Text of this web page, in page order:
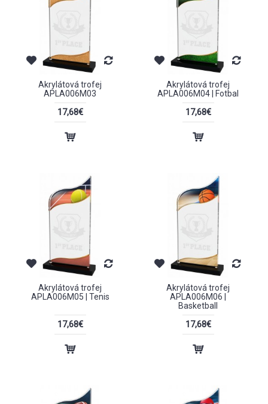
Akrylátová trofej
APLA006M03
17,68€
Akrylátová trofej
APLA006M04 | Fotbal
17,68€
Akrylátová trofej
APLA006M05 | Tenis
17,68€
Akrylátová trofej
APLA006M06 |
Basketball
17,68€